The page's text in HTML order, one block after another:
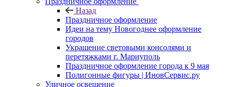
Назад
Праздничное оформление
Идеи на тему Новогоднее оформление
городов
Украшение световыми консолями и
перетяжками г. Мариуполь
Праздничное оформление города к 9 мая
Полигонные фигуры | ИновСервис.ру
Уличное освещение